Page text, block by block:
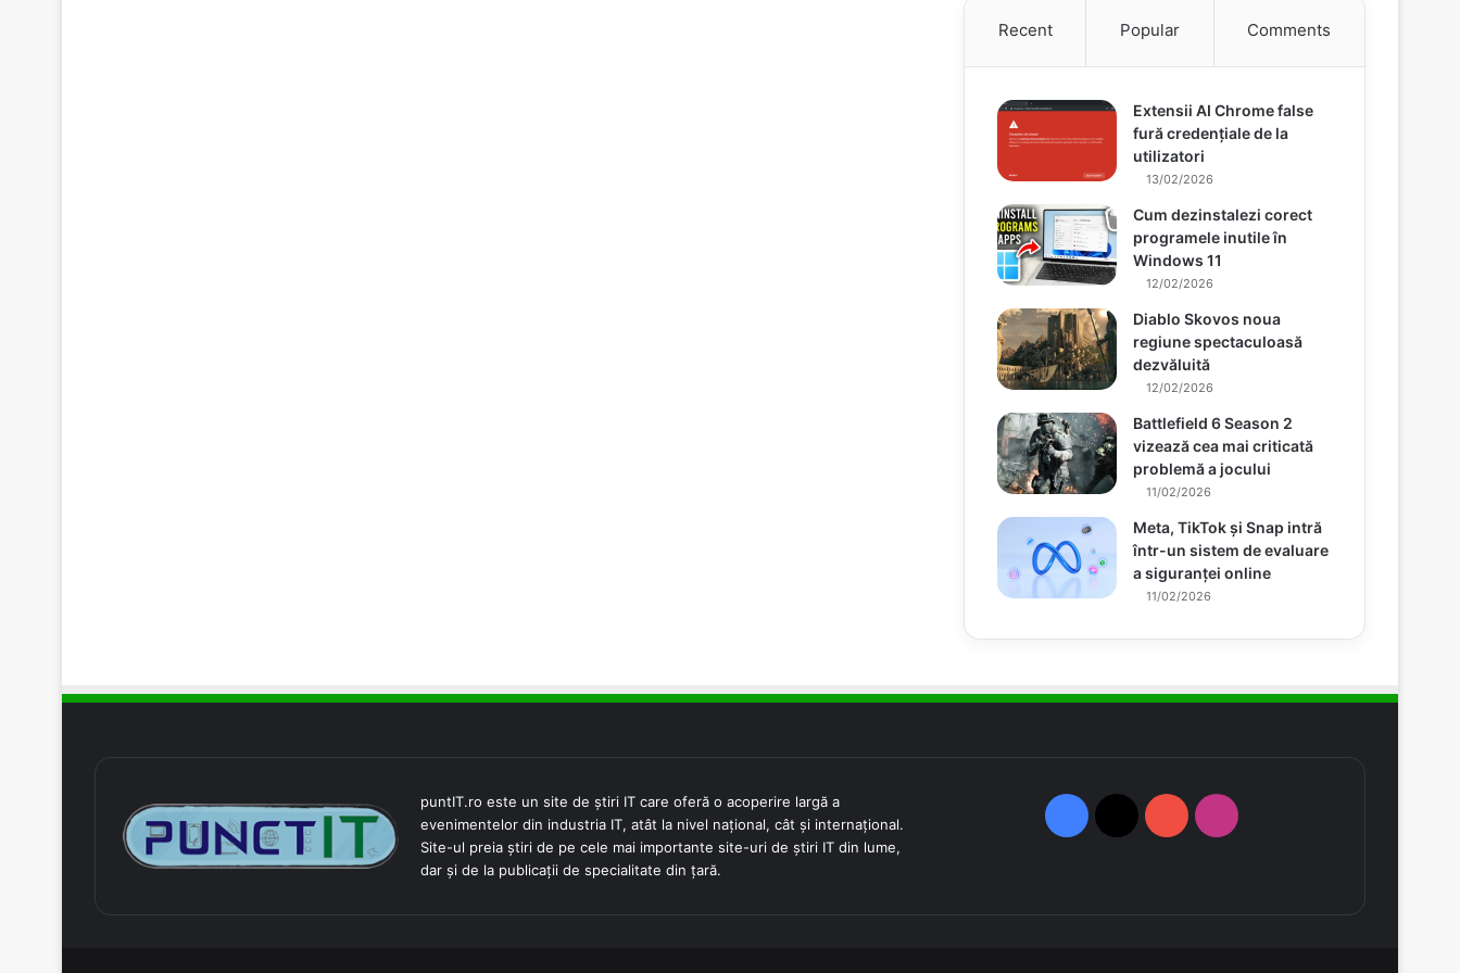
Recent Popular Comments
Extensii AI Chrome false
fură credențiale de la
utilizatori
13/02/2026
Cum dezinstalezi corect
programele inutile în
Windows 11
12/02/2026
Diablo Skovos noua
regiune spectaculoasă
dezvăluită
12/02/2026
Battlefield 6 Season 2
vizează cea mai criticată
problemă a jocului
11/02/2026
Meta, TikTok și Snap intră
într-un sistem de evaluare
a siguranței online
11/02/2026
puntIT.ro este un site de știri IT care oferă o acoperire largă a
evenimentelor din industria IT, atât la nivel național, cât și internațional.
Site-ul preia știri de pe cele mai importante site-uri de știri IT din lume,
dar și de la publicații de specialitate din țară.
Facebook
X YouTubeInstagram